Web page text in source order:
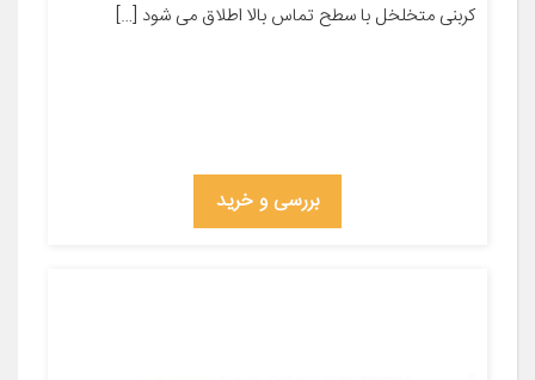
کربنی متخلخل با سطح تماس بالا اطلاق می شود […]
بررسی و خرید